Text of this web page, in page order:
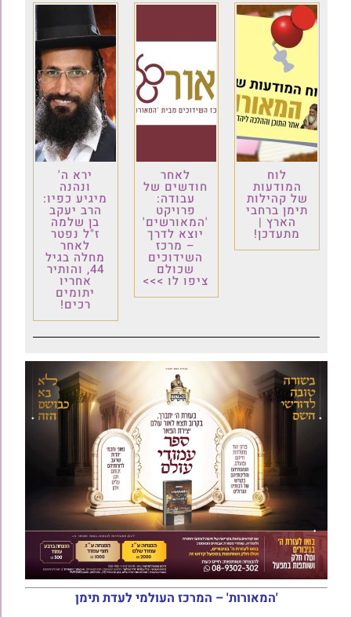
לוח
המודעות
של קהילות
תימן ברחבי
הארץ |
מתעדכן!
לאחר
חודשים של
עבודה:
פרויקט
'המאורשים'
יוצא לדרך
– מרכז
השידוכים
שכולם
ציפו לו >>>
ירא ה'
ונהנה
מיגיע כפיו:
הרב יעקב
בן שלמה
ז"ל נפטר
לאחר
מחלה בגיל
44, והותיר
אחריו
יתומים
רכים!
'המאורות' – המרכז העולמי לעדת תימן